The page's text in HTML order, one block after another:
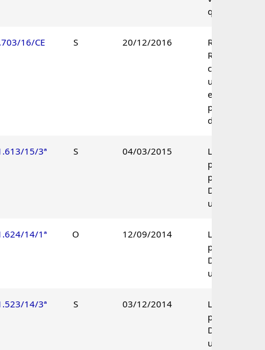
qualidade.
16/CE S 20/12/2016
Recurso de
Revisão
conhecido à
unanimidade
e não provido
por maioria
de votos.
15/3ª S 04/03/2015
Lançamento
parcialmente
procedente.
Decisão
unânime.
14/1ª O 12/09/2014
Lançamento
procedente.
Decisão
unânime.
14/3ª S 03/12/2014
Lançamento
procedente.
Decisão
unânime.